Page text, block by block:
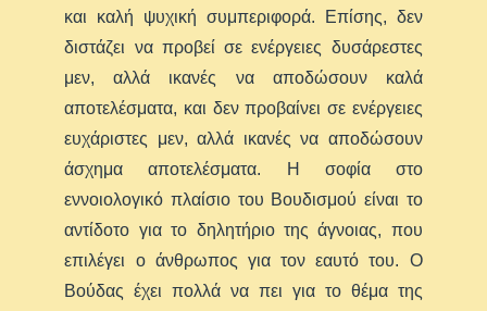
και καλή ψυχική συμπεριφορά. Επίσης, δεν
διστάζει να προβεί σε ενέργειες δυσάρεστες
μεν, αλλά ικανές να αποδώσουν καλά
αποτελέσματα, και δεν προβαίνει σε ενέργειες
ευχάριστες μεν, αλλά ικανές να αποδώσουν
άσχημα αποτελέσματα. Η σοφία στο
εννοιολογικό πλαίσιο του Βουδισμού είναι το
αντίδοτο για το δηλητήριο της άγνοιας, που
επιλέγει ο άνθρωπος για τον εαυτό του. Ο
Βούδας έχει πολλά να πει για το θέμα της